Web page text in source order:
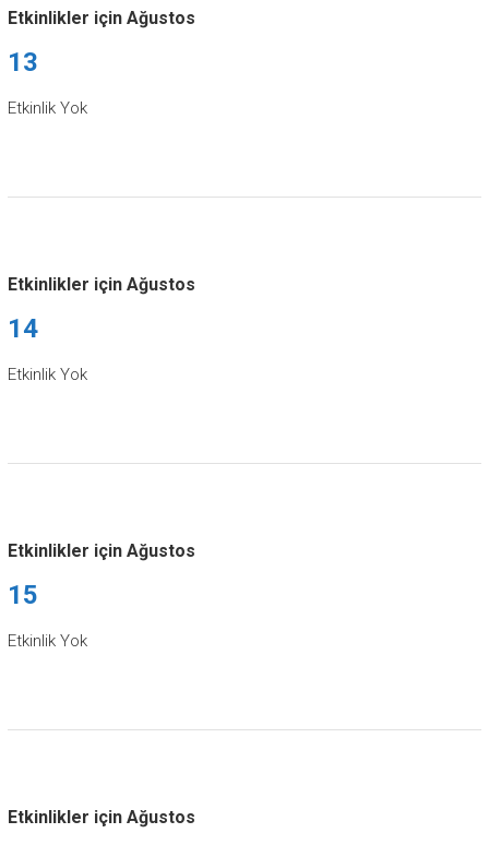
Etkinlikler için Ağustos
13
Etkinlik Yok
Etkinlikler için Ağustos
14
Etkinlik Yok
Etkinlikler için Ağustos
15
Etkinlik Yok
Etkinlikler için Ağustos